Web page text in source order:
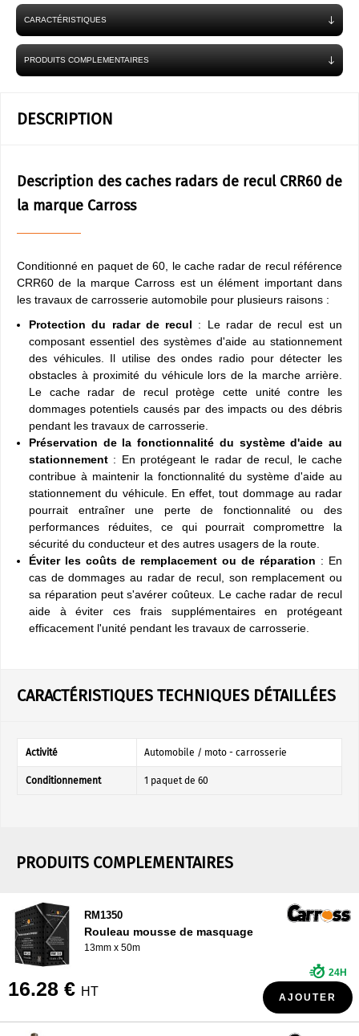
CARACTÉRISTIQUES
PRODUITS COMPLEMENTAIRES
DESCRIPTION
Description des caches radars de recul CRR60 de
la marque Carross
Conditionné en paquet de 60, le cache radar de recul référence
CRR60 de la marque Carross est un élément important dans
les travaux de carrosserie automobile pour plusieurs raisons :
Protection du radar de recul : Le radar de recul est un
composant essentiel des systèmes d'aide au stationnement
des véhicules. Il utilise des ondes radio pour détecter les
obstacles à proximité du véhicule lors de la marche arrière.
Le cache radar de recul protège cette unité contre les
dommages potentiels causés par des impacts ou des débris
pendant les travaux de carrosserie.
Préservation de la fonctionnalité du système d'aide au
stationnement : En protégeant le radar de recul, le cache
contribue à maintenir la fonctionnalité du système d'aide au
stationnement du véhicule. En effet, tout dommage au radar
pourrait entraîner une perte de fonctionnalité ou des
performances réduites, ce qui pourrait compromettre la
sécurité du conducteur et des autres usagers de la route.
Éviter les coûts de remplacement ou de réparation : En
cas de dommages au radar de recul, son remplacement ou
sa réparation peut s'avérer coûteux. Le cache radar de recul
aide à éviter ces frais supplémentaires en protégeant
efficacement l'unité pendant les travaux de carrosserie.
CARACTÉRISTIQUES TECHNIQUES DÉTAILLÉES
Activité Automobile / moto - carrosserie
Conditionnement 1 paquet de 60
PRODUITS COMPLEMENTAIRES
RM1350
Rouleau mousse de masquage
13mm x 50m
16.28 € HT
24H
AJOUTER